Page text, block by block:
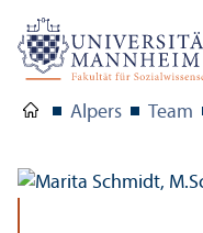
Alpers Team